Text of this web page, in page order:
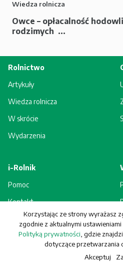
Wiedza rolnicza
Owce – opłacalność
rodzimych ...
Rolnictwo
Artykuły
Wiedza rolnicza
W skrócie
Wydarzenia
i-Rolnik
Pomoc
Kontakt
Rejestracja - korzyści
© Generali Towarzystwo Ubezpieczeń S.A.
Korzystając ze strony wyrażasz
zgodnie z aktualnymi
Polityką prywatności , gdzie
dotyczące przetwarzania
Akceptuj